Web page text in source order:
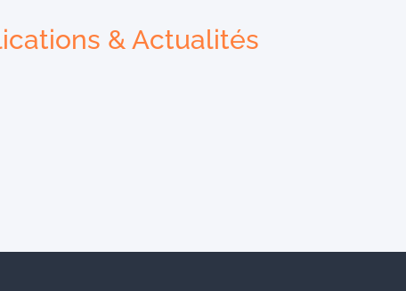
& Actualités